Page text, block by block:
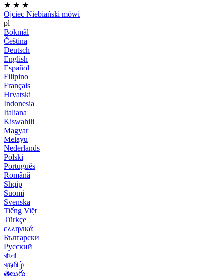
★ ★ ★
Ojciec Niebiański mówi
pl
Bokmål
Čeština
Deutsch
English
Español
Filipino
Français
Hrvatski
Indonesia
Italiana
Kiswahili
Magyar
Melayu
Nederlands
Polski
Português
Română
Shqip
Suomi
Svenska
Tiếng Việt
Türkçe
ελληνικά
Български
Русский
বাংলা
বதமிழ்
తెలుగు